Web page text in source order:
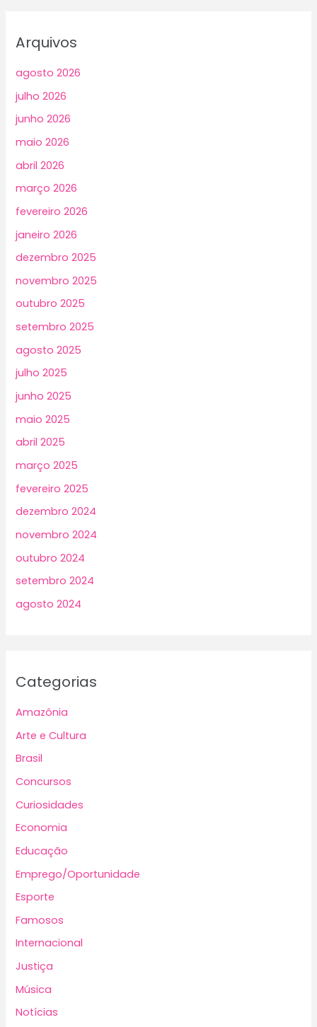
Arquivos
agosto 2026
julho 2026
junho 2026
maio 2026
abril 2026
março 2026
fevereiro 2026
janeiro 2026
dezembro 2025
novembro 2025
outubro 2025
setembro 2025
agosto 2025
julho 2025
junho 2025
maio 2025
abril 2025
março 2025
fevereiro 2025
dezembro 2024
novembro 2024
outubro 2024
setembro 2024
agosto 2024
Categorias
Amazônia
Arte e Cultura
Brasil
Concursos
Curiosidades
Economia
Educação
Emprego/Oportunidade
Esporte
Famosos
Internacional
Justiça
Música
Notícias